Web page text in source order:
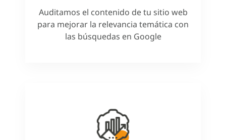
Auditamos el contenido de tu sitio web
para mejorar la relevancia temática con
las búsquedas en Google